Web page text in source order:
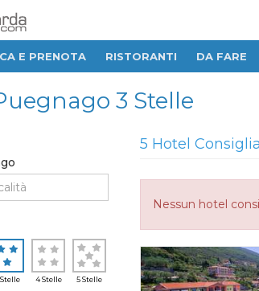
E PRENOTA RISTORANTI DA FARE
3 Stelle
4 Stelle 5 Stelle
5 Hotel
Nessun hotel